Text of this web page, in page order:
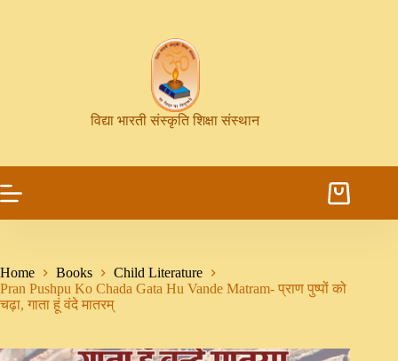
विद्या भारती संस्कृति शिक्षा संस्थान
Home Books
Child Literature
Pran Pushpu Ko Chada Gata Hu Vande Matram- प्राण पुष्पों को
चढ़ा, गाता हूं वंदे मातरम्